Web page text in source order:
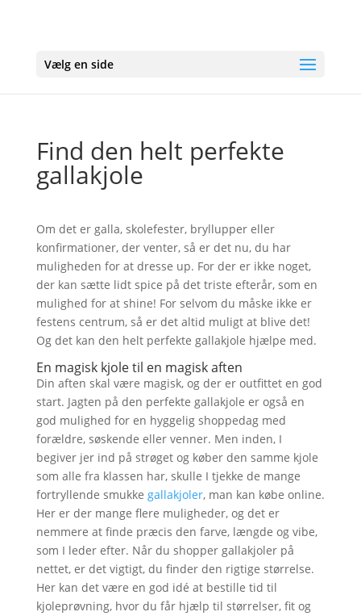
Vælg en side
Find den helt perfekte
gallakjole
Om det er galla, skolefester, bryllupper eller
konfirmationer, der venter, så er det nu, du har
muligheden for at dresse up. For der er ikke noget,
der kan sætte lidt spice på det triste efterår, som en
mulighed for at shine! For selvom du måske ikke er
festens centrum, så er det altid muligt at blive det!
Og det kan den helt perfekte gallakjole hjælpe med.
En magisk kjole til en magisk aften
Din aften skal være magisk, og der er outfittet en god
start. Jagten på den perfekte gallakjole er også en
god mulighed for en hyggelig shoppedag med
forældre, søskende eller venner. Men inden, I
begiver jer ind på strøget og køber den samme kjole
som alle fra klassen har, skulle I tjekke de mange
fortryllende smukke gallakjoler, man kan købe online.
Her er der mange flere muligheder, og det er
nemmere at finde præcis den farve, længde og vibe,
som I leder efter. Når du shopper gallakjoler på
nettet, er det vigtigt, du finder den rigtige størrelse.
Her kan det være en god idé at bestille tid til
kjoleprøvning, hvor du får hjælp til størrelser, fit og